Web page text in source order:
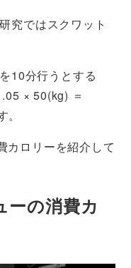
究ではスクワット
10分行うとする
× 50(kg) ＝
カロリーを紹介して
ーの消費カ